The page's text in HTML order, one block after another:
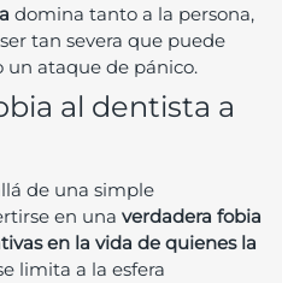
domina tanto a la persona,
tan severa que puede
un ataque de pánico.
al dentista a
de una simple
en una verdadera fobia
en la vida de quienes la
limita a la esfera